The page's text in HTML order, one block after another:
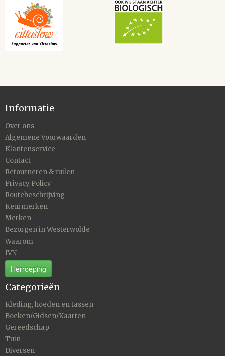
Informatie
Over ons
Algemene Voorwaarden
Klantenservice
Contact
Retourneren & ruilen
Privacy Policy
Routebeschrijving
Keurmerken
Merken
Bezorgen in Westerwolde
Waarom
IVN
Herroeping
Categorieën
Kleding, hoeden en tassen
Boeken/Gidsen/Kaarten
Gereedschap
Tuin
Diversen